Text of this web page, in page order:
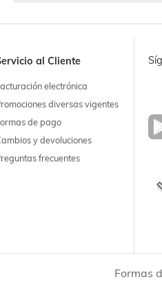
al Cliente
electrónica
diversas vigentes
de pago
y devoluciones
frecuentes
Formas